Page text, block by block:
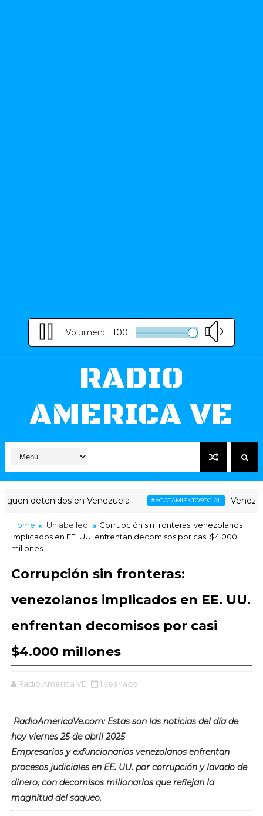
Volumen: 100
RADIO
AMERICA VE
en Venezuela #AGOTAMIENTOSOCIAL Venezuela:
Home Unlabelled
Corrupción sin fronteras: venezolanos
implicados en EE. UU. enfrentan decomisos por casi $4.000
millones​
Corrupción sin fronteras:
venezolanos implicados en EE. UU.
enfrentan decomisos por casi
$4.000 millones​
Radio America VE 1 year ago
RadioAmericaVe.com: Estas son las noticias del día de
hoy viernes 25 de abril 2025
Empresarios y exfuncionarios venezolanos enfrentan
procesos judiciales en EE. UU. por corrupción y lavado de
dinero, con decomisos millonarios que reflejan la
magnitud del saqueo.​